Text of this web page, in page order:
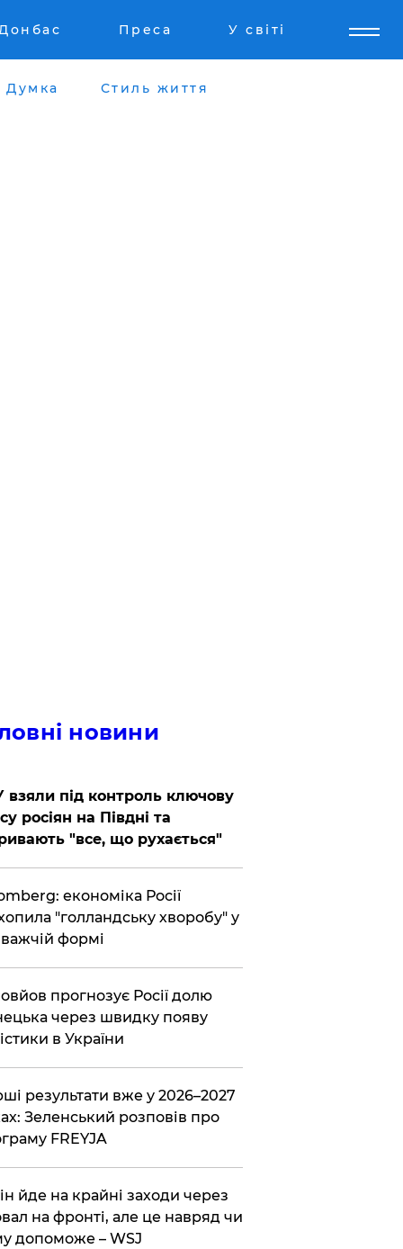
Преса У світі
Думка Стиль життя
новини
взяли під контроль ключову
росіян на Півдні та
"все, що рухається"
економіка Росії
"голландську хворобу" у
формі
прогнозує Росії долю
через швидку появу
в України
результати вже у 2026–2027
Зеленський розповів про
FREYJA
йде на крайні заходи через
на фронті, але це навряд чи
допоможе – WSJ